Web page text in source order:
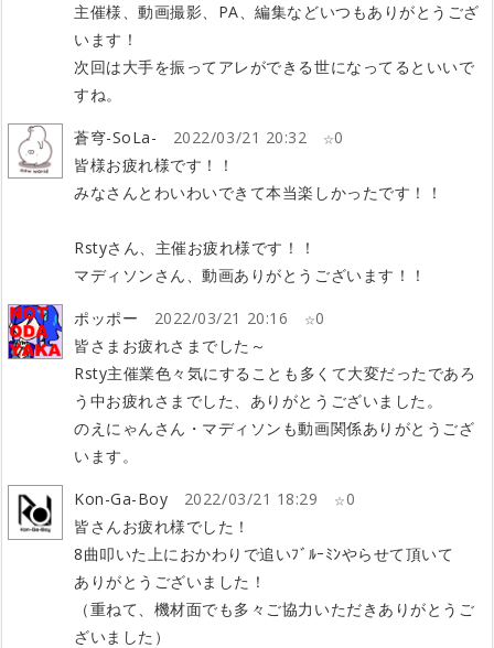
主催様、動画撮影、PA、編集などいつもありがとうござ
います！
次回は大手を振ってアレができる世になってるといいで
すね。
蒼穹-SoLa- 2022/03/21 20:32
0
皆様お疲れ様です！！
みなさんとわいわいできて本当楽しかったです！！
Rstyさん、主催お疲れ様です！！
マディソンさん、動画ありがとうございます！！
ポッポー 2022/03/21 20:16
0
皆さまお疲れさまでした～
Rsty主催業色々気にすることも多くて大変だったであろ
う中お疲れさまでした、ありがとうございました。
のえにゃんさん・マディソンも動画関係ありがとうござ
います。
Kon-Ga-Boy 2022/03/21 18:29
0
皆さんお疲れ様でした！
8曲叩いた上におかわりで追いﾌﾞﾙｰﾐﾝやらせて頂いて
ありがとうございました！
（重ねて、機材面でも多々ご協力いただきありがとうご
ざいました）